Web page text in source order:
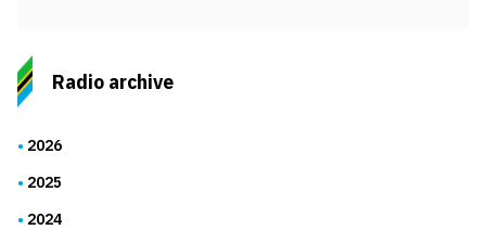
Radio archive
2026
2025
2024